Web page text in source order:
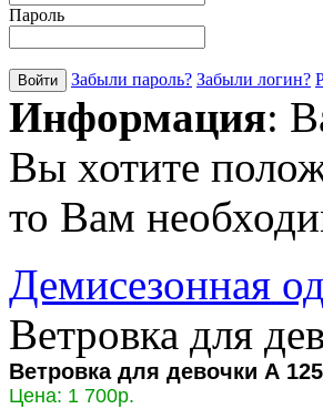
Пароль
Забыли пароль? Забыли логин?
Информация:
Вы хотите
то Вам
Демисезонная
Ветровка для
Ветровка для девочки А
Цена: 1 700р.